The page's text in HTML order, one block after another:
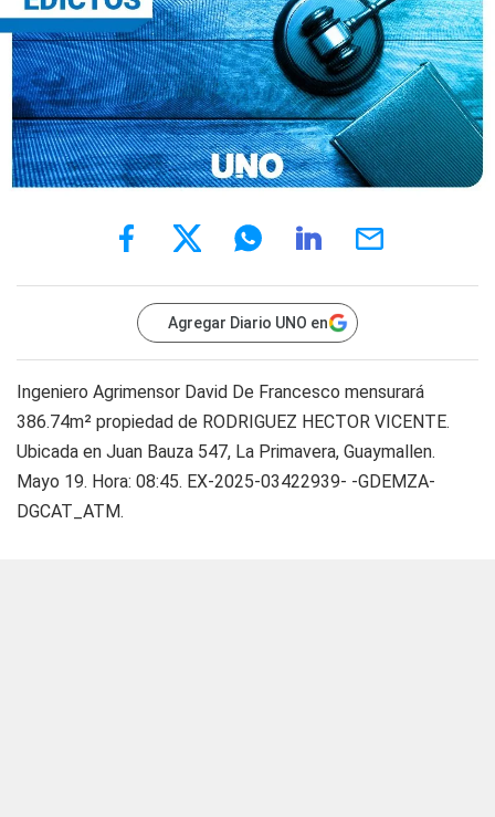
Agregar Diario UNO en
Ingeniero Agrimensor David De Francesco mensurará
386.74m² propiedad de RODRIGUEZ HECTOR VICENTE.
Ubicada en Juan Bauza 547, La Primavera, Guaymallen.
Mayo 19. Hora: 08:45. EX-2025-03422939- -GDEMZA-
DGCAT_ATM.